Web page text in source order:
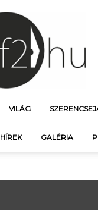
f21.hu
VILÁG
HÍREK GALÉRIA